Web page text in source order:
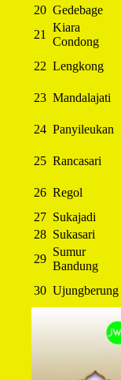
20 Gedebage
21
Kiara
Condong
22 Lengkong
23 Mandalajati
24 Panyileukan
25 Rancasari
26 Regol
27 Sukajadi
28 Sukasari
29
Sumur
Bandung
30 Ujungberung